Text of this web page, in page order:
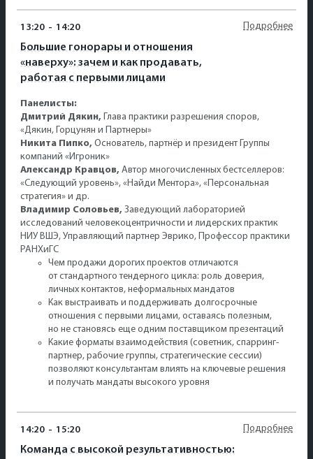
13:20 - 14:20
Большие гонорары и отношения
«наверху»: зачем и как продавать,
работая с первыми лицами
Подробнее
Панелисты:
Дмитрий Дякин, Глава практики разрешения споров,
«Дякин, Горцунян и Партнеры»
Никита Пипко, Основатель, партнёр и президент Группы
компаний «Игроник»
Александр Кравцов, Автор многочисленных бестселлеров:
«Следующий уровень», «Найди Ментора», «Персональная
стратегия» и др.
Владимир Соловьев, Заведующий лабораторией
исследований человекоцентричности и лидерских практик
НИУ ВШЭ, Управляющий партнер Эврико, Профессор практики
РАНХиГС
Чем продажи дорогих проектов отличаются
от стандартного тендерного цикла: роль доверия,
личных контактов, неформальных мандатов
Как выстраивать и поддерживать долгосрочные
отношения с первыми лицами, оставаясь полезным,
но не становясь еще одним поставщиком презентаций
Какие форматы взаимодействия (советник, спарринг-
партнер, рабочие группы, стратегические сессии)
позволяют консультантам влиять на ключевые решения
и получать мандаты высокого уровня
14:20 - 15:20
Команда с высокой результативностью:
Подробнее